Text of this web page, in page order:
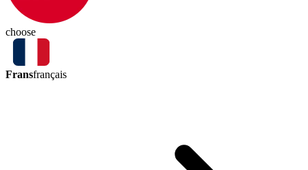
choose
Fransfrançais